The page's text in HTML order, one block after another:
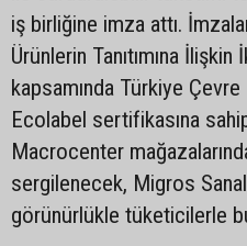
iş birliğine imza attı.
Ürünlerin Tanıtımına
kapsamında Türkiye
Ecolabel sertifikasına
Macrocenter
sergilenecek, Migros
görünürlükle tüketicilerle